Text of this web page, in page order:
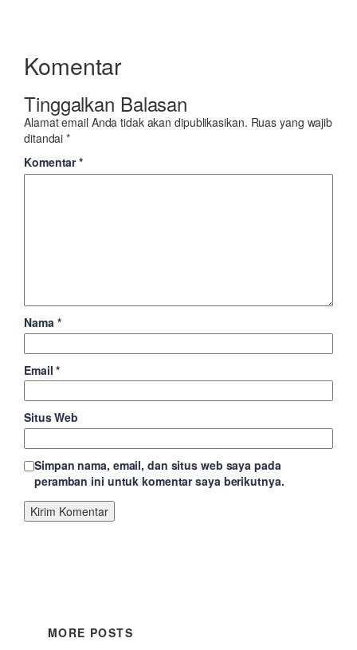
Komentar
Tinggalkan Balasan
Alamat email Anda tidak akan dipublikasikan. Ruas yang wajib
ditandai*
Komentar*
Nama *
Email*
Situs Web
Simpan nama, email, dan situs web saya pada
peramban ini untuk komentar saya berikutnya.
MORE POSTS